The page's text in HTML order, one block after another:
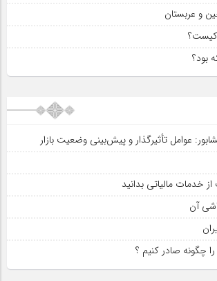
و عربستان
بود؟
خدمات مالیاتی بدانید
آن
چگونه صادر کنیم ؟